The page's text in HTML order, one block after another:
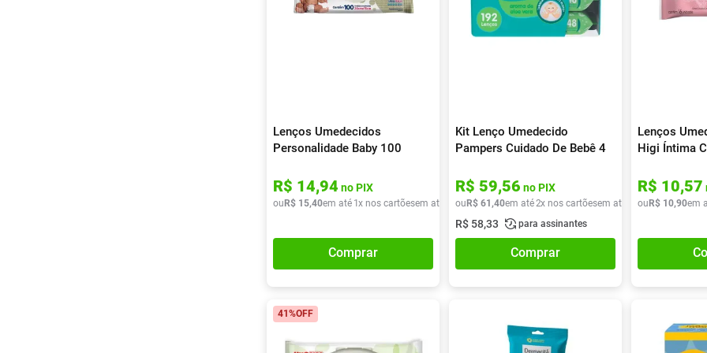
Lenços Umedecidos
Personalidade Baby 100
R$ 14,94 no PIX
ou R$ 15,40em até 1x nos cartõesem até x de R$ 15,40
Comprar
Kit Lenço Umedecido
Pampers Cuidado De Bebê 4
R$ 59,56 no PIX
ou R$ 61 ,40em até2x nos cartõesem até x de R$ 30,70
R$ 58,33 para assinantes
Comprar
Lenços
Higi Íntima
R$ 10,57
ou R$ 10,90em
41%OFF